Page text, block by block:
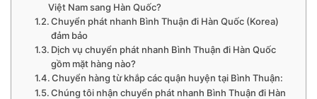
Việt Nam sang Hàn Quốc?
Chuyển phát nhanh Bình Thuận đi Hàn Quốc (Korea)
đảm bảo
Dịch vụ chuyển phát nhanh Bình Thuận đi Hàn Quốc
gồm mặt hàng nào?
Chuyển hàng từ khắp các quận huyện tại Bình Thuận:
Chúng tôi nhận chuyển phát nhanh Bình Thuận đi Hàn